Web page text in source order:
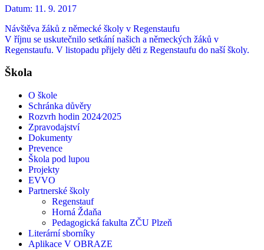
Datum: 11. 9. 2017
Návštěva žáků z německé školy v Regenstaufu
V říjnu se uskutečnilo setkání našich a německých žáků v
Regenstaufu. V listopadu přijely děti z Regenstaufu do naší školy.
Škola
O škole
Schránka důvěry
Rozvrh hodin 2024⁄2025
Zpravodajství
Dokumenty
Prevence
Škola pod lupou
Projekty
EVVO
Partnerské školy
Regenstauf
Horná Ždaňa
Pedagogická fakulta ZČU Plzeň
Literární sborníky
Aplikace V OBRAZE